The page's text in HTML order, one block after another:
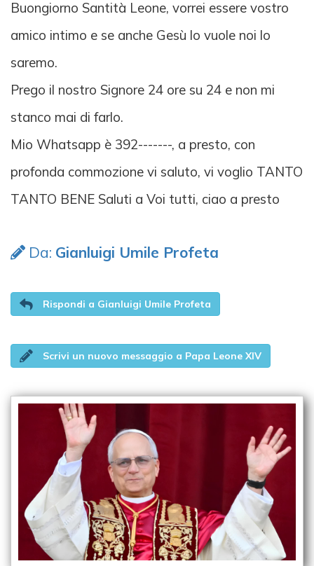
Buongiorno Santità Leone, vorrei essere vostro
amico intimo e se anche Gesù lo vuole noi lo
saremo.
Prego il nostro Signore 24 ore su 24 e non mi
stanco mai di farlo.
Mio Whatsapp è 392-------, a presto, con
profonda commozione vi saluto, vi voglio TANTO
TANTO BENE Saluti a Voi tutti, ciao a presto
Da: Gianluigi Umile Profeta
Rispondi a Gianluigi Umile Profeta
Scrivi un nuovo messaggio a Papa Leone XIV